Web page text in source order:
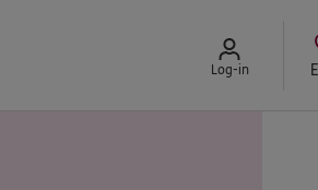
Log-in